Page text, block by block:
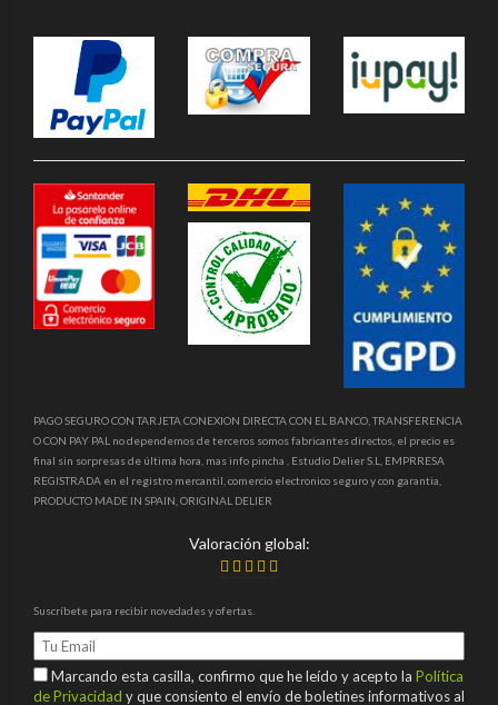
PAGO SEGURO CON TARJETA CONEXION DIRECTA CON EL BANCO, TRANSFERENCIA
O CON PAY PAL no dependemos de terceros somos fabricantes directos, el precio es
final sin sorpresas de última hora, mas info pincha . Estudio Delier S.L, EMPRRESA
REGISTRADA en el registro mercantil, comercio electronico seguro y con garantia,
PRODUCTO MADE IN SPAIN, ORIGINAL DELIER
Valoración global:
Suscríbete para recibir novedades y ofertas.
Marcando esta casilla, confirmo que he leído y acepto la Política
de Privacidad y que consiento el envío de boletines informativos al